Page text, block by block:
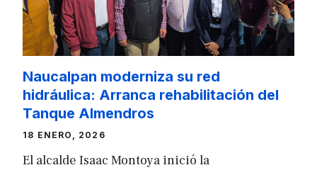
Naucalpan moderniza su red
hidráulica: Arranca rehabilitación del
Tanque Almendros
18 ENERO, 2026
El alcalde Isaac Montoya inició la